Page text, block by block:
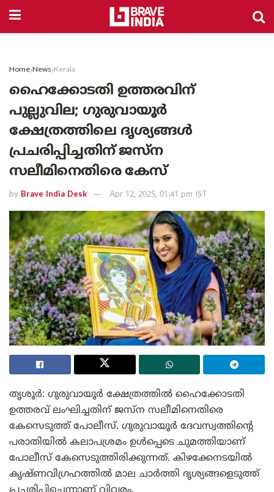
Home News Kerala
ഹൈക്കോടതി ഉത്തരവിന്
പുല്ലുവില; ഗുരുവായൂർ
ക്ഷേത്രത്തിലെ ദൃശ്യങ്ങൾ
പ്രചരിപ്പിച്ചതിന് ജസ്‌ന
സലീമിനെതിരെ കേസ്
by Brave India Desk Apr 12, 2025, 01:41 pm IST
തൃശൂർ: ഗുരുവായൂർ ക്ഷേത്രത്തിൽ ഹൈക്കോടതി
ഉത്തരവ് ലംഘിച്ചതിന് ജസ്‌ന സലീമിനെതിരെ
കേസെടുത്ത് പോലീസ്. ഗുരുവായൂർ ദേവസ്വത്തിന്റെ
പരാതിയിൽ കലാപശ്രമം ഉൾപ്പെടെ ചുമത്തിയാണ്
പോലീസ് കേസെടുത്തിരിക്കുന്നത്. കിഴക്കേനടയിൽ
കൃഷ്ണവിഗ്രഹത്തിൽ മാല ചാർത്തി ദൃശ്യങ്ങളെടുത്ത്